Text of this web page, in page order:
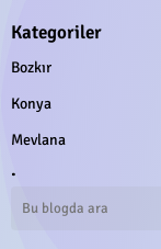
Kategoriler
Bozkır
Konya
Mevlana
.